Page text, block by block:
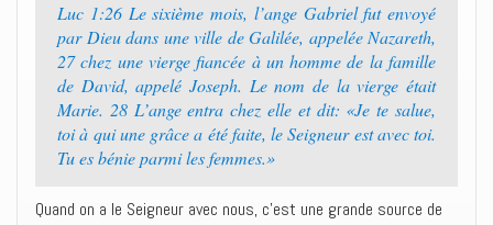
Luc 1:26 Le sixième mois, l’ange Gabriel fut envoyé
par Dieu dans une ville de Galilée, appelée Nazareth,
27 chez une vierge fiancée à un homme de la famille
de David, appelé Joseph. Le nom de la vierge était
Marie. 28 L’ange entra chez elle et dit: «Je te salue,
toi à qui une grâce a été faite, le Seigneur est avec toi.
Tu es bénie parmi les femmes.»
Quand on a le Seigneur avec nous, c’est une grande source de